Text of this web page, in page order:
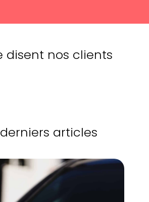
disent nos clients
articles